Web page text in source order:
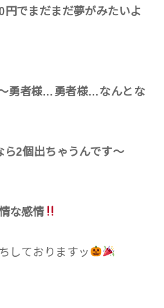
でまだまだ夢がみたいよ
勇者様…勇者様…なんとな
2個出ちゃうんです〜
な感情
しておりますッ